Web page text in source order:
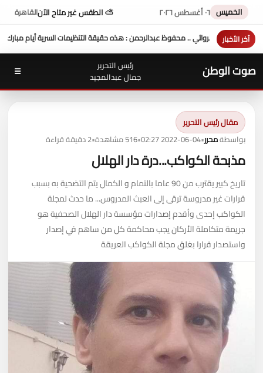
الخميس ٠٦ أغسطس ٢٠٢٦ ⛅ الطقس غير متاح الآنالقاهرة
آخر الأخبار
سفارة زيمبابوي تدرس إدراج رياضة الدراجون بوتحقيقة التنظيمات السرية أيام مبارك
صوت الوطن
رئيس التحرير
جمال عبدالمجيد
☰
مقال رئيس التحرير
بواسطةمحرر•
2022-06-04 02:27
•516 مشاهدة •2 دقيقة قراءة
مذبحة الكواكب...درة دار الهلال
تاريخ كبير يقترب من 90 عاما بالتمام و الكمال يتم التضحية به بسبب
قرارات غير مدروسة ترقى إلى العبث المدروس... ما حدث لمجلة
الكواكب إحدى وأقدم إصدارات مؤسسة دار الهلال الصحفية هو
جريمة متكاملة الأركان يجب محاكمة كل من ساهم في إصدار
واستصدار قرارا بغلق مجلة الكواكب العريقة